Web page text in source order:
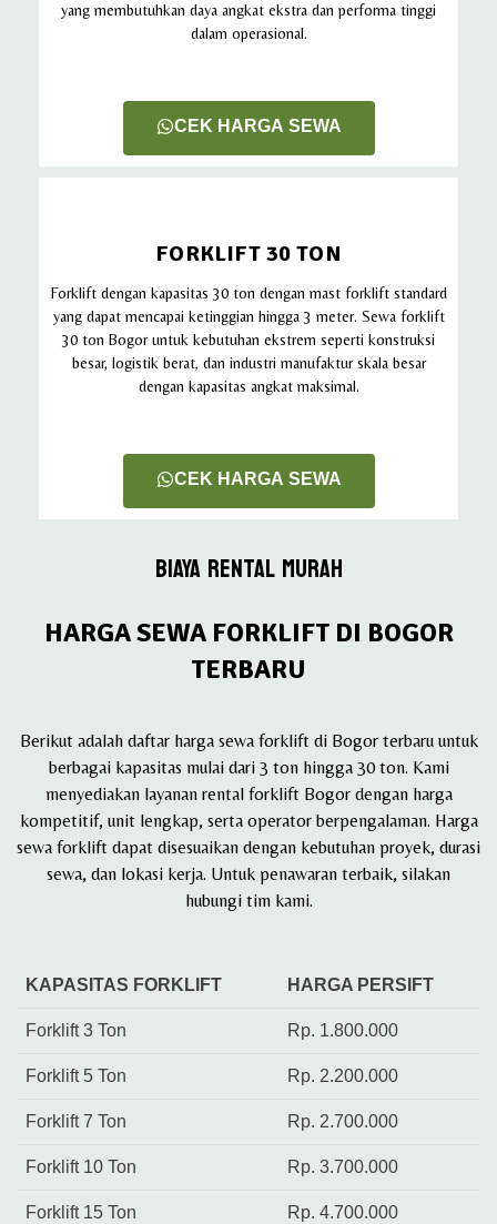
yang membutuhkan daya angkat ekstra dan performa tinggi
dalam operasional.
CEK HARGA SEWA
FORKLIFT 30 TON
Forklift dengan kapasitas 30 ton dengan mast forklift standard
yang dapat mencapai ketinggian hingga 3 meter. Sewa forklift
30 ton Bogor untuk kebutuhan ekstrem seperti konstruksi
besar, logistik berat, dan industri manufaktur skala besar
dengan kapasitas angkat maksimal.
CEK HARGA SEWA
BIAYA RENTAL MURAH
HARGA SEWA FORKLIFT DI BOGOR
TERBARU
Berikut adalah daftar harga sewa forklift di Bogor terbaru untuk
berbagai kapasitas mulai dari 3 ton hingga 30 ton. Kami
menyediakan layanan rental forklift Bogor dengan harga
kompetitif, unit lengkap, serta operator berpengalaman. Harga
sewa forklift dapat disesuaikan dengan kebutuhan proyek, durasi
sewa, dan lokasi kerja. Untuk penawaran terbaik, silakan
hubungi tim kami.
KAPASITAS FORKLIFT HARGA PERSIFT
Forklift 3 Ton Rp. 1.800.000
Forklift 5 Ton Rp. 2.200.000
Forklift 7 Ton Rp. 2.700.000
Forklift 10 Ton Rp. 3.700.000
Forklift 15 Ton Rp. 4.700.000